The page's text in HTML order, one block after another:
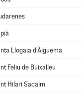
Llogaia d'Àlguema
Feliu de Buixalleu
Hilari Sacalm